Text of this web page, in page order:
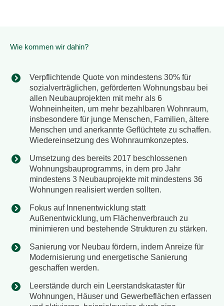
Wie kommen wir dahin?
Verpflichtende Quote von mindestens 30% für
sozialverträglichen, geförderten Wohnungsbau bei
allen Neubauprojekten mit mehr als 6
Wohneinheiten, um mehr bezahlbaren Wohnraum,
insbesondere für junge Menschen, Familien, ältere
Menschen und anerkannte Geflüchtete zu schaffen.
Wiedereinsetzung des Wohnraumkonzeptes.
Umsetzung des bereits 2017 beschlossenen
Wohnungsbauprogramms, in dem pro Jahr
mindestens 3 Neubauprojekte mit mindestens 36
Wohnungen realisiert werden sollten.
Fokus auf Innenentwicklung statt
Außenentwicklung, um Flächenverbrauch zu
minimieren und bestehende Strukturen zu stärken.
Sanierung vor Neubau fördern, indem Anreize für
Modernisierung und energetische Sanierung
geschaffen werden.
Leerstände durch ein Leerstandskataster für
Wohnungen, Häuser und Gewerbeflächen erfassen